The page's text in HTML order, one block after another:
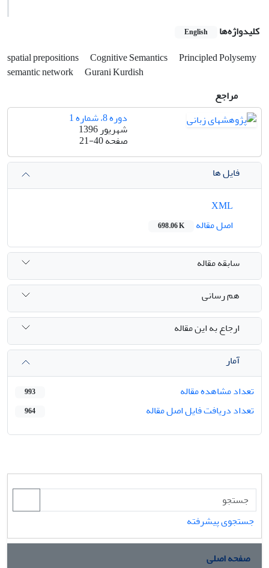
کلیدواژه‌ها English
spatial prepositions Cognitive Semantics
Principled Polysemy
semantic network
Gurani Kurdish
مراجع
دوره 8، شماره 1
شهریور 1396
صفحه21-40
فایل ها
اصل مقاله
698.06 K
سابقه مقاله
هم رسانی
ارجاع به این مقاله
آمار
تعداد مشاهده مقاله
993
تعداد دریافت فایل اصل مقاله 964
جستجوی پیشرفته
صفحه اصلی